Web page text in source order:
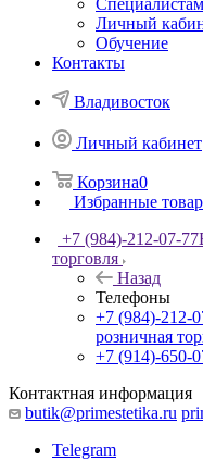
Специалистам
Личный
Обучение
Контакты
Владивосток
Личный кабинет
Корзина0
Избранные
+7 (984)-212-07-77
торговля
Назад
Телефоны
+7 (984)-212-
розничная
+7 (914)-650-
Контактная информация
butik@primestetika.ru
Telegram